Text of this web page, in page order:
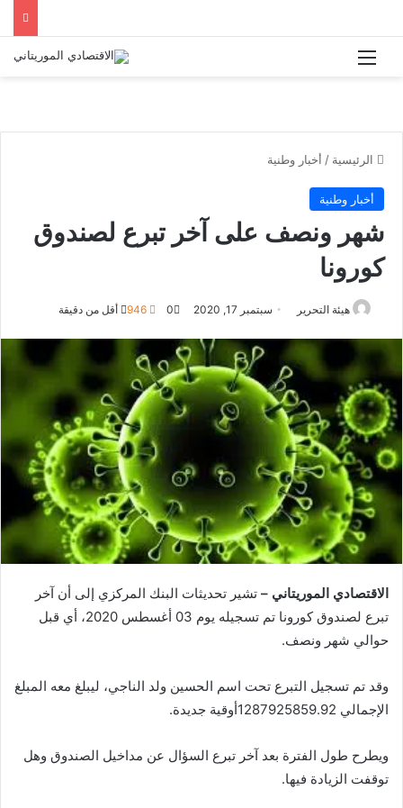
القائمة
الرئيسية / أخبار وطنية
أخبار وطنية
شهر ونصف على آخر تبرع لصندوق
كورونا
هيئة التحرير سبتمبر 17, 2020 0 أقل من دقيقة
الاقتصادي الموريتاني – تشير تحديثات البنك المركزي إلى أن آخر
تبرع لصندوق كورونا تم تسجيله يوم 03 أغسطس 2020، أي قبل
حوالي شهر ونصف.
وقد تم تسجيل التبرع تحت اسم الحسين ولد الناجي، ليبلغ معه المبلغ
الإجمالي 1287925859.92أوقية جديدة.
ويطرح طول الفترة بعد آخر تبرع السؤال عن مداخيل الصندوق وهل
توقفت الزيادة فيها.